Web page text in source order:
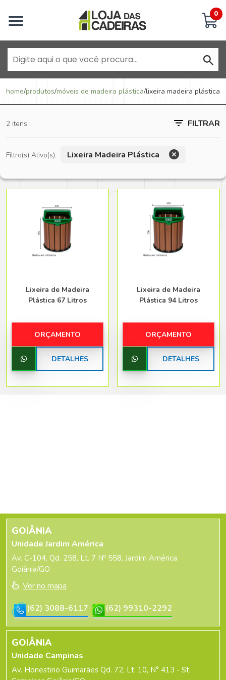
0
home/produtos/móveis de madeira plástica/lixeira madeira plástica
2 itens FILTRAR
Filtro(s) Ativo(s): Lixeira Madeira Plástica
Lixeira de Madeira
Plástica 67 Litros
ORÇAMENTO
DETALHES
Lixeira de Madeira
Plástica 94 Litros
ORÇAMENTO
DETALHES
GOIÂNIA
Unidade Jardim América
Av. C-104, Qd. 258, Lt. 7 Nº 558, Jardim América
Goiânia/GO
Ver no mapa
(62) 3088-6117
(62) 99310-2292
GOIÂNIA
Unidade Campinas
Av. Honestino Guimarães Qd. 72, Lt. 10, N° 413 - St.
Inicie uma conversa
Goiânia - Jardim América
Anápolis - Jundiaí
Brasília - Asa Sul
Goiânia - Jardim América II
Belo Horizonte - Belo Horizonte